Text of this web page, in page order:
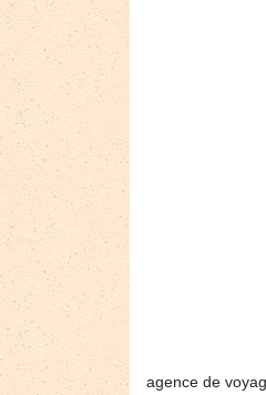
agence de